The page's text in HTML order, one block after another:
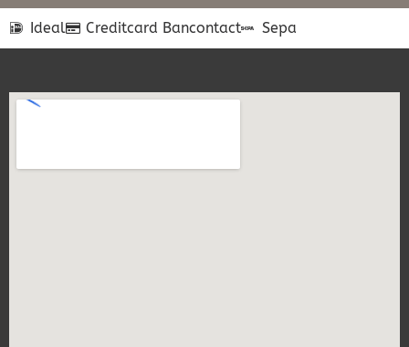
Ideal Creditcard Bancontact Sepa